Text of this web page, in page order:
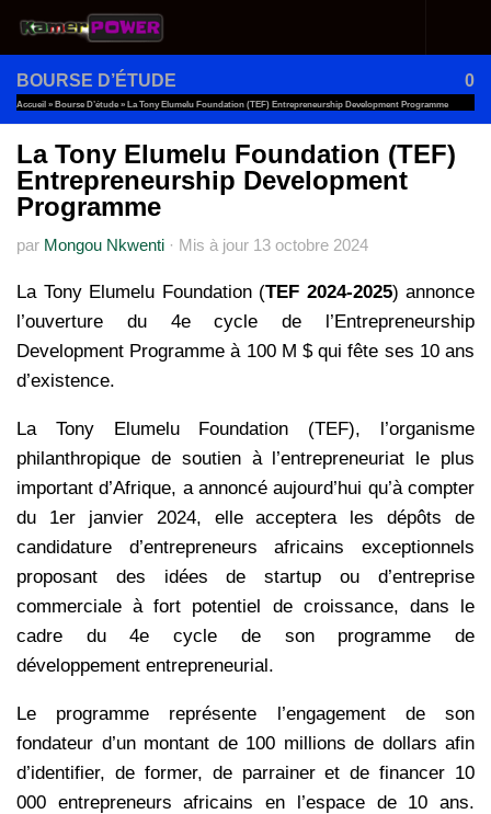
Au dessous du contenu
BOURSE D’ÉTUDE 0
Accueil » Bourse D’étude » La Tony Elumelu Foundation (TEF) Entrepreneurship Development Programme
La Tony Elumelu Foundation (TEF)
Entrepreneurship Development
Programme
par Mongou Nkwenti · Mis à jour 13 octobre 2024
La Tony Elumelu Foundation (TEF 2024-2025) annonce
l’ouverture du 4e cycle de l’Entrepreneurship
Development Programme à 100 M $ qui fête ses 10 ans
d’existence.
La Tony Elumelu Foundation (TEF), l’organisme
philanthropique de soutien à l’entrepreneuriat le plus
important d’Afrique, a annoncé aujourd’hui qu’à compter
du 1er janvier 2024, elle acceptera les dépôts de
candidature d’entrepreneurs africains exceptionnels
proposant des idées de startup ou d’entreprise
commerciale à fort potentiel de croissance, dans le
cadre du 4e cycle de son programme de
développement entrepreneurial.
Le programme représente l’engagement de son
fondateur d’un montant de 100 millions de dollars afin
d’identifier, de former, de parrainer et de financer 10
000 entrepreneurs africains en l’espace de 10 ans.